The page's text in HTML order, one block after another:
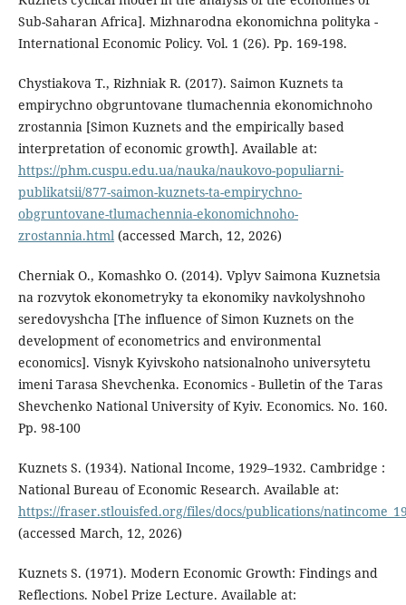
Sub-Saharan Africa]. Mizhnarodna ekonomichna polityka -
International Economic Policy. Vol. 1 (26). Pp. 169-198.
Chystiakova T., Rizhniak R. (2017). Saimon Kuznets ta
empirychno obgruntovane tlumachennia ekonomichnoho
zrostannia [Simon Kuznets and the empirically based
interpretation of economic growth]. Available at:
https://phm.cuspu.edu.ua/nauka/naukovo-populiarni-
publikatsii/877-saimon-kuznets-ta-empirychno-
obgruntovane-tlumachennia-ekonomichnoho-
zrostannia.html(accessed March, 12, 2026)
Cherniak O., Komashko O. (2014). Vplyv Saimona Kuznetsia
na rozvytok ekonometryky ta ekonomiky navkolyshnoho
seredovyshcha [The influence of Simon Kuznets on the
development of econometrics and environmental
economics]. Visnyk Kyivskoho natsionalnoho universytetu
imeni Tarasa Shevchenka. Economics - Bulletin of the Taras
Shevchenko National University of Kyiv. Economics. No. 160.
Pp. 98-100
Kuznets S. (1934). National Income, 1929–1932. Cambridge :
National Bureau of Economic Research. Available at:
https://fraser.stlouisfed.org/files/docs/publications/
(accessed March, 12, 2026)
Kuznets S. (1971). Modern Economic Growth: Findings and
Reflections. Nobel Prize Lecture. Available at: